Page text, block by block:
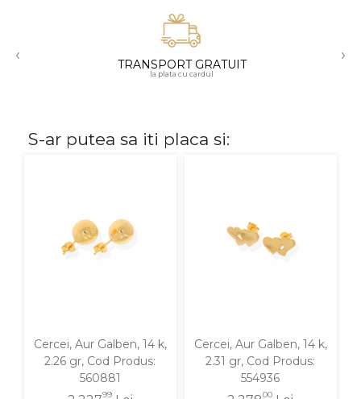
18K
‹ TRANSPORT GRATUIT
la plata cu cardul
›
S-ar putea sa iti placa si:
Cercei, Aur Galben, 14 k,
2.26 gr, Cod Produs:
560881
99
Cercei, Aur Galben, 14 k,
2.31 gr, Cod Produs:
554936
00